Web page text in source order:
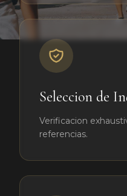
Seleccion de
Verificacion
referencias.